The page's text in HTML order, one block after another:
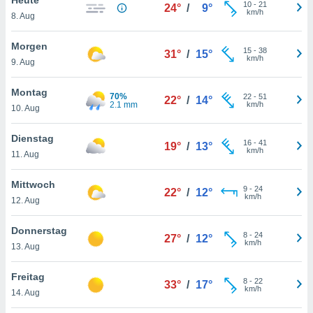
oder
Partner
es uns
das
der
Profil zu
Ihnen
finden
. Sie
jederzeit
Rand
8. Aug
24° / 9° 10- 21
km/h
Morgen
9. Aug
31° / 15° 15- 38
km/h
Montag
10. Aug
70%
2.1 mm
22° / 14° 22- 51
km/h
Dienstag
11. Aug
19° / 13° 16- 41
km/h
Mittwoch
12. Aug
22° / 12° 9- 24
km/h
Donnerstag
13. Aug
27° / 12° 8- 24
km/h
Freitag
14. Aug
33° / 17° 8- 22
km/h